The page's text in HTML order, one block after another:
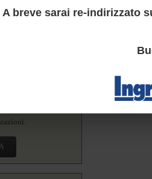
A breve sarai re-indirizzato